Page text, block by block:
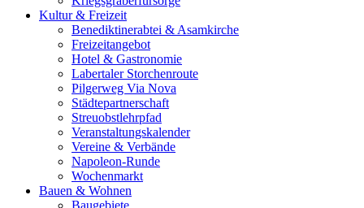
Kultur & Freizeit
Benediktinerabtei & Asamkirche
Freizeitangebot
Hotel & Gastronomie
Labertaler Storchenroute
Pilgerweg Via Nova
Städtepartnerschaft
Streuobstlehrpfad
Veranstaltungskalender
Vereine & Verbände
Napoleon-Runde
Wochenmarkt
Bauen & Wohnen
Baugebiete